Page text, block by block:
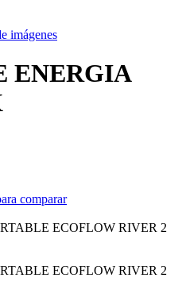
imágenes
ENERGIA
comparar
ECOFLOW RIVER 2
ECOFLOW RIVER 2